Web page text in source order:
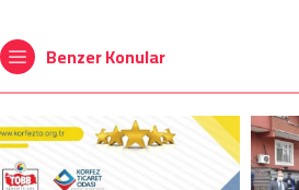
Benzer Konular